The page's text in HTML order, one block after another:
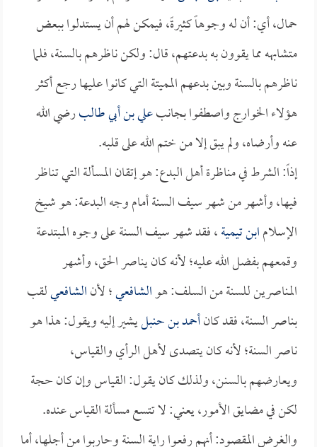
حمال، أي: أن له وجوهاً كثيرةً، فيمكن لهم أن يستدلوا ببعض
متشابهه مما يقوون به بدعتهم، قال: ولكن ناظرهم بالسنة، فلما
ناظرهم بالسنة وبين بدعهم المميتة التي كانوا عليها رجع أكثر
هؤلاء الخوارج واصطفوا بجانبعلي بن أبي طالبرضي الله
عنه وأرضاه، ولم يبق إلا من ختم الله على قلبه.
إذاً: الشرط في مناظرة أهل البدع: هو إتقان المسألة التي تناظر
فيها، وأشهر من شهر سيف السنة أمام وجه البدعة: هو شيخ
الإسلامابن تيمية، فقد شهر سيف السنة على وجوه المبتدعة
وقمعهم بفضل الله عليه؛ لأنه كان يناصر الحق، وأشهر
المناصرين للسنة من السلف: هوالشافعي؛ لأنالشافعيلقب
بناصر السنة، فقد كانأحمد بن حنبليشير إليه ويقول: هذا هو
ناصر السنة؛ لأنه كان يتصدى لأهل الرأي والقياس،
ويعارضهم بالسنن، ولذلك كان يقول: القياس وإن كان حجة
لكن في مضايق الأمور، يعني: لا تتسع مسألة القياس عنده.
والغرض المقصود: أنهم رفعوا راية السنة وحاربوا من أجلها، أما